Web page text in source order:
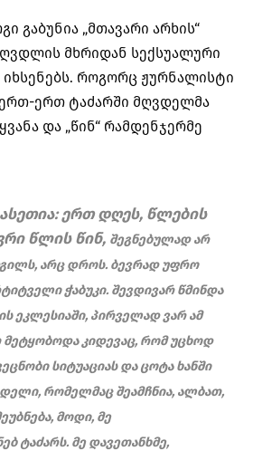
გაბუნია „მთავარი არხის“
მხრიდან სექსუალური
იხსენებს. როგორც ჟურნალისტი
ერთ-ერთ ტაძარში მღვდელმა
და „წინ“ რამდენჯერმე
ერთ დღეს, წლების
წლის წინ, შეგნებულადარ
არც დროს. ბევრად უფრო
ჭაბუკი. შევდივარ წმინდა
ეკლესიაში, პირველად ვარ ამ
მეტყობოდა კიდევაც, რომ უცხოდ
სიტუაციას და ცოტა ხანში
რომელმაც შეამჩნია, ალბათ,
მოდი, მე
ტაძარს. მე დავეთანხმე,